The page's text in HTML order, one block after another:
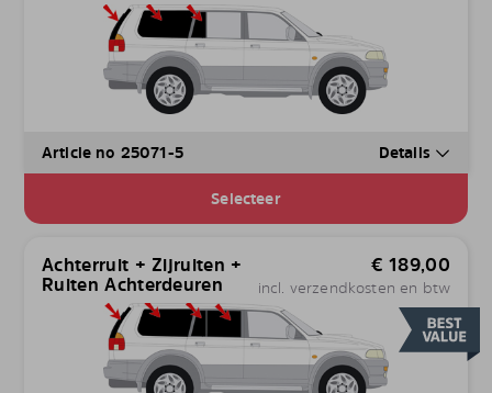
Article no 25071-5 Details
Selecteer
Achterruit + Zijruiten +
Ruiten Achterdeuren
€ 189,00
incl. verzendkosten en btw